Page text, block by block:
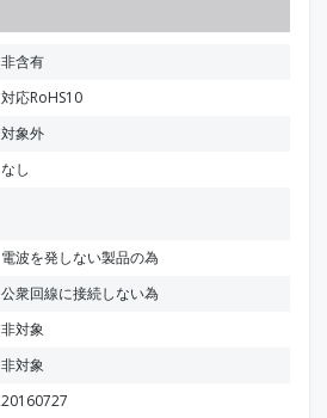
非含有
対応RoHS10
対象外
なし
電波を発しない製品の為
公衆回線に接続しない為
非対象
非対象
20160727